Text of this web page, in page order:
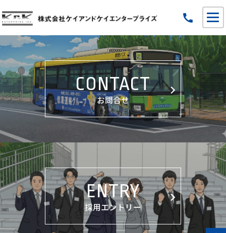
call
CONTACT
お問合せ
ENTRY
採用エントリー